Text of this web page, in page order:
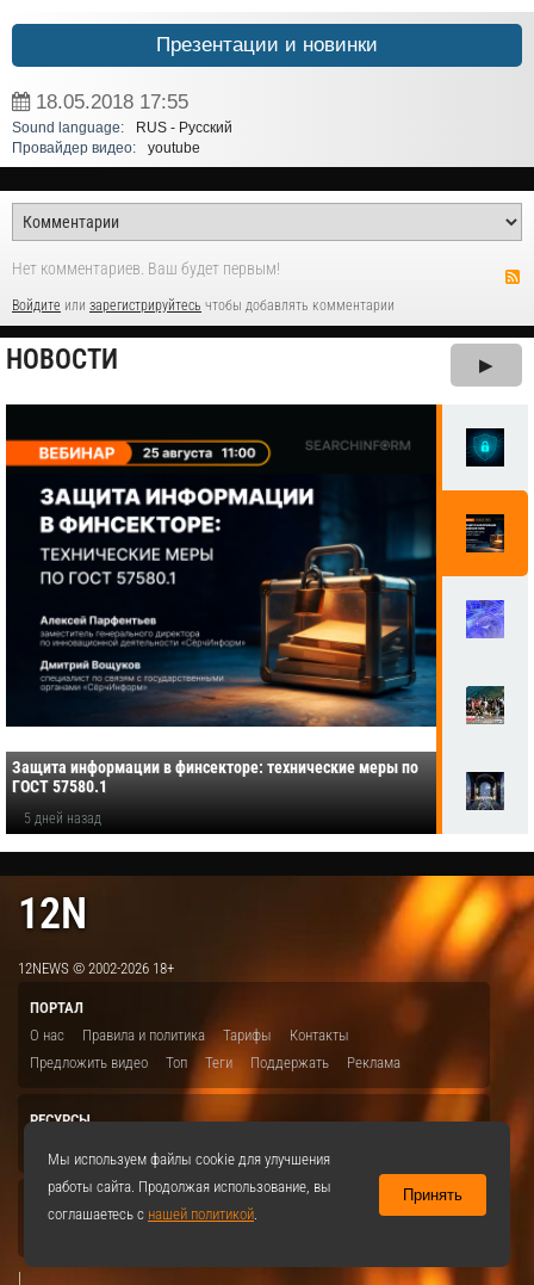
Презентации и новинки
18.05.2018 17:55
Sound language:
RUS - Русский
Провайдер видео:
youtube
Нет комментариев. Ваш будет первым!
Войдите или зарегистрируйтесь чтобы добавлять комментарии
НОВОСТИ ▶
Защита информации в финсекторе: технические меры по
ГОСТ 57580.1
5 дней назад
12N
12NEWS © 2002-2026 18+
ПОРТАЛ
О нас
Правила и политика Тарифы
Контакты
Предложить видео
Топ Теги Поддержать Реклама
РЕСУРСЫ
|
Мы используем файлы cookie для улучшения
работы сайта. Продолжая использование, вы
соглашаетесь с нашей политикой.
Принять